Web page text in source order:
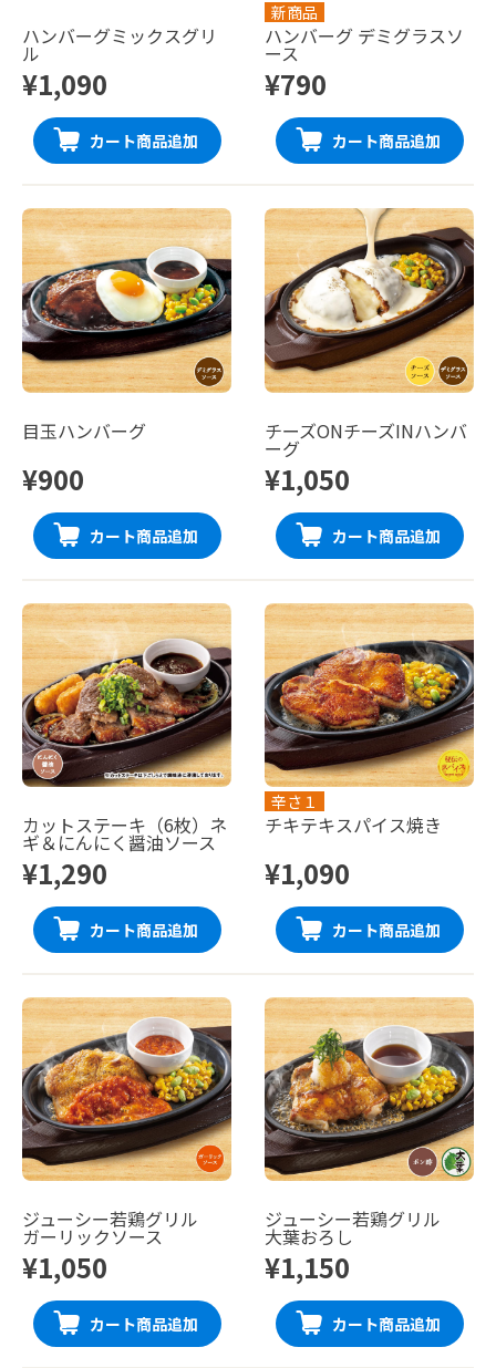
ハンバーグミックスグリ
ル
¥1,090
カート商品追加
新商品
ハンバーグ デミグラスソ
ース
¥790
カート商品追加
目玉ハンバーグ
¥900
カート商品追加
チーズONチーズINハンバ
ーグ
¥1,050
カート商品追加
カットステーキ（6枚）ネ
ギ＆にんにく醤油ソース
¥1,290
カート商品追加
辛さ１
チキテキスパイス焼き
¥1,090
カート商品追加
ジューシー若鶏グリル
ガーリックソース
¥1,050
カート商品追加
ジューシー若鶏グリル
大葉おろし
¥1,150
カート商品追加